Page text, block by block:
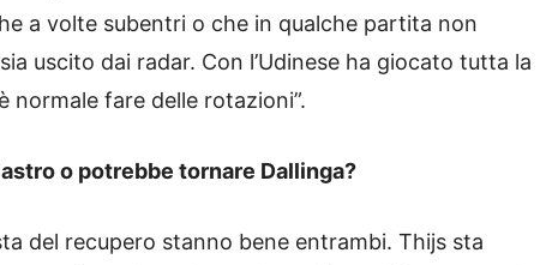
a volte subentri o che in qualche partita non
uscito dai radar. Con l’Udinese ha giocato tutta la
fare delle rotazioni”.
o potrebbe tornare Dallinga?
del recupero stanno bene entrambi. Thijs sta